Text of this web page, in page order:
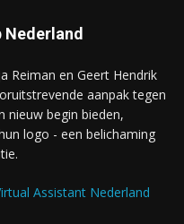
Reiman en Geert Hendrik
aanpak tegen
nieuw begin bieden,
logo - een belichaming
Assistant Nederland